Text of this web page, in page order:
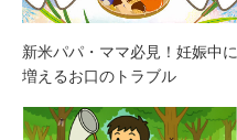
新米パパ・ママ必見！妊娠中に
増えるお口のトラブル